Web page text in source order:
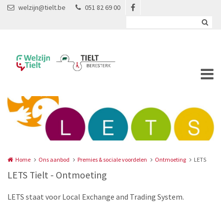
Overslaan en naar de inhoud gaan
welzijn@tielt.be 051 82 69 00
Home Ons aanbod Premies & sociale voordelen Ontmoeting LETS
LETS Tielt - Ontmoeting
LETS staat voor Local Exchange and Trading System.